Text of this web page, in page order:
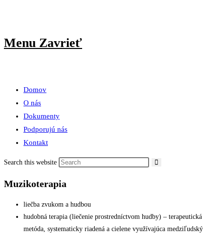
Menu Zavrieť
Domov
O nás
Dokumenty
Podporujú nás
Kontakt
Search this website
Muzikoterapia
liečba zvukom a hudbou
hudobná terapia (liečenie prostredníctvom hudby) – terapeutická
metóda, systematicky riadená a cielene využívajúca medziľudský